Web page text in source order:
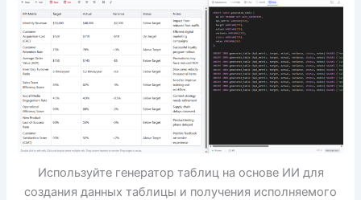
Используйте генератор таблиц на основе ИИ для
создания данных таблицы и получения исполняемого